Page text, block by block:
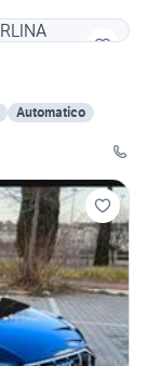
Automatico